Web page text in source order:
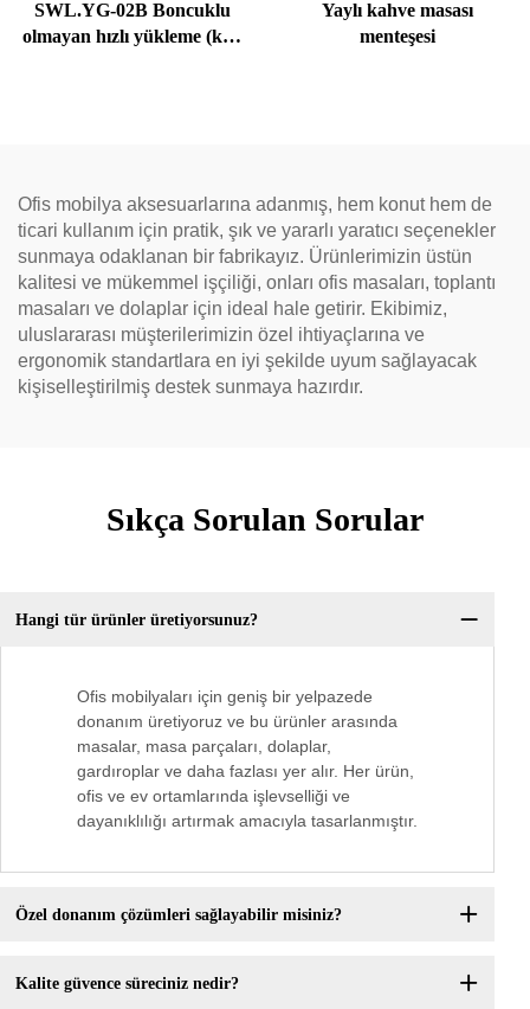
SWL.YG-02B Boncuklu
olmayan hızlı yükleme (katı
Yaylı kahve masası
menteşesi
Ofis mobilya aksesuarlarına adanmış, hem konut hem de
ticari kullanım için pratik, şık ve yararlı yaratıcı seçenekler
sunmaya odaklanan bir fabrikayız. Ürünlerimizin üstün
kalitesi ve mükemmel işçiliği, onları ofis masaları, toplantı
masaları ve dolaplar için ideal hale getirir. Ekibimiz,
uluslararası müşterilerimizin özel ihtiyaçlarına ve
ergonomik standartlara en iyi şekilde uyum sağlayacak
kişiselleştirilmiş destek sunmaya hazırdır.
Sıkça Sorulan Sorular
Hangi tür ürünler üretiyorsunuz?
Ofis mobilyaları için geniş bir yelpazede
donanım üretiyoruz ve bu ürünler arasında
masalar, masa parçaları, dolaplar,
gardıroplar ve daha fazlası yer alır. Her ürün,
ofis ve ev ortamlarında işlevselliği ve
dayanıklılığı artırmak amacıyla tasarlanmıştır.
Özel donanım çözümleri sağlayabilir misiniz?
Kalite güvence süreciniz nedir?